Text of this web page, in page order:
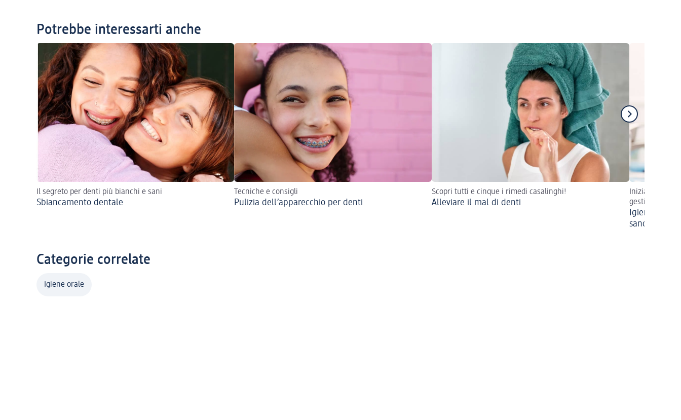
Potrebbe interessarti anche
Il segreto per denti più bianchi e sani
Sbiancamento dentale
Tecniche e consigli
Pulizia dell’apparecchio per denti
Scopri tutti e cinque i rimedi casalinghi!
Alleviare il mal di denti
Inizia a
gesti quotidiani
Igiene orale
sano
Categorie correlate
Igiene orale